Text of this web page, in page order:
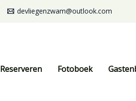
devliegenzwam@outlook.com
Reserveren Fotoboek